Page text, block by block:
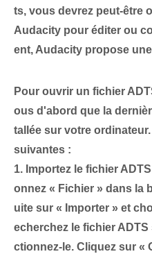
ts, vous devrez peut-être
Audacity pour éditer ou
ent, Audacity propose
Pour ouvrir un fichier
ous d'abord que la
tallée sur votre
suivantes :
1. Importez le fichier
onnez « Fichier »⁣ dans la
uite sur « Importer » et
echerchez le fichier
ctionnez-le. Cliquez sur «